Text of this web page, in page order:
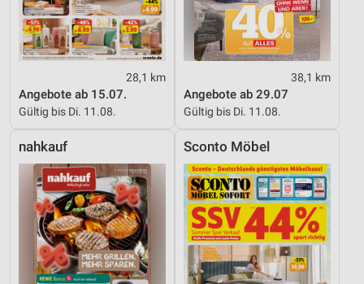
28,1 km
Angebote ab 15.07.
Gültig bis Di. 11.08.
38,1 km
Angebote ab 29.07
Gültig bis Di. 11.08.
nahkauf Sconto Möbel
Analyse von Zielgruppen durch Statistiken oder
Kombinationen von Daten aus verschiedenen
Quellen
Entwicklung und Verbesserung der Angebote
Verwendung reduzierter Daten zur Auswahl von
IAB-Besonderheiten:
Verwendung genauer Standortdaten
Geräte anhand von aktiv angeforderten
Informationen identifizieren
Nicht-IAB-Verarbeitungszwecke:
Notwendig